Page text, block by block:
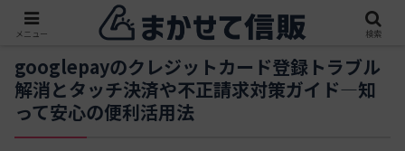
googlepayのクレジットカード登録トラブル
解消とタッチ決済や不正請求対策ガイド―知
って安心の便利活用法
メニュー 検索